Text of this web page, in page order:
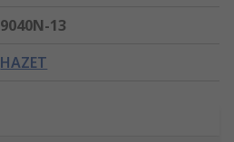
9040N-13
HAZET